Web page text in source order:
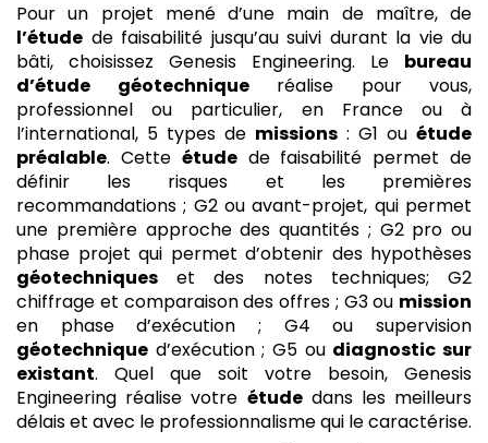
Pour un projet mené d’une main de maître, de
l’étude de faisabilité jusqu’au suivi durant la vie du
bâti, choisissez Genesis Engineering. Le bureau
d’étude géotechniqueréalise pour vous,
professionnel ou particulier, en France ou à
l’international, 5 types de missions : G1 ou étude
préalable. Cette étudede faisabilité permet de
définir les risques et les premières
recommandations ; G2 ou avant-projet, qui permet
une première approche des quantités ; G2 pro ou
phase projet qui permet d’obtenir des hypothèses
géotechniques et des notes techniques; G2
chiffrage et comparaison des offres ; G3 ou mission
en phase d’exécution ; G4 ou supervision
géotechnique d’exécution ; G5 ou diagnostic sur
existant. Quel que soit votre besoin, Genesis
Engineering réalise votre étudedans les meilleurs
délais et avec le professionnalisme qui le caractérise.